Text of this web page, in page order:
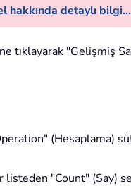
hakkında detaylı bilgi...
tıklayarak "Gelişmiş
(Hesaplama)
listeden "Count" (Say)